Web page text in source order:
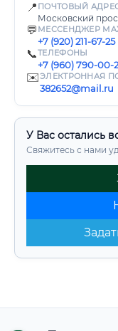
📍 ПОЧТОВЫЙ
Московский
💬 МЕССЕНДЖЕР
+7 (920) 211-67-25
📞ТЕЛЕФОНЫ
+7 (960) 790-00-
✉️ЭЛЕКТРОННАЯ
382652@mail.ru
У Вас остались
Свяжитесь с нами